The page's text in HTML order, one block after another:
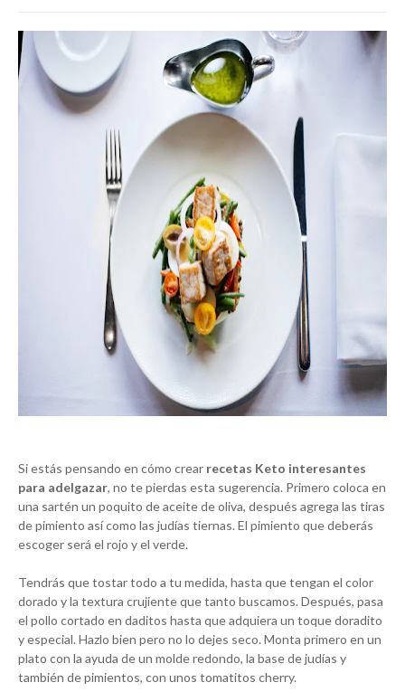
Si estás pensando en cómo crear recetas Keto interesantes
para adelgazar, no te pierdas esta sugerencia. Primero coloca en
una sartén un poquito de aceite de oliva, después agrega las tiras
de pimiento así como las judías tiernas. El pimiento que deberás
escoger será el rojo y el verde.
Tendrás que tostar todo a tu medida, hasta que tengan el color
dorado y la textura crujiente que tanto buscamos. Después, pasa
el pollo cortado en daditos hasta que adquiera un toque doradito
y especial. Hazlo bien pero no lo dejes seco. Monta primero en un
plato con la ayuda de un molde redondo, la base de judías y
también de pimientos, con unos tomatitos cherry.